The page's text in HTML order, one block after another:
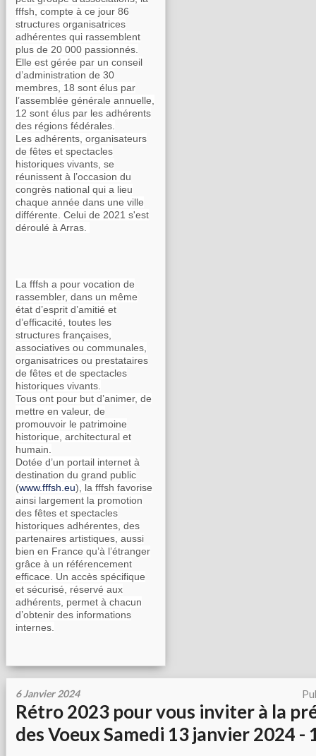
fffsh, compte à ce jour 86
structures organisatrices
adhérentes qui rassemblent
plus de 20 000 passionnés.
Elle est gérée par un conseil
d’administration de 30
membres, 18 sont élus par
l’assemblée générale annuelle,
12 sont élus par les adhérents
des régions fédérales.
Les adhérents, organisateurs
de fêtes et spectacles
historiques vivants, se
réunissent à l’occasion du
congrès national qui a lieu
chaque année dans une ville
différente. Celui de 2021 s'est
déroulé à Arras.
La fffsh a pour vocation de
rassembler, dans un même
état d’esprit d’amitié et
d’efficacité, toutes les
structures françaises,
associatives ou communales,
organisatrices ou prestataires
de fêtes et de spectacles
historiques vivants.
Tous ont pour but d’animer, de
mettre en valeur, de
promouvoir le patrimoine
historique, architectural et
humain.
Dotée d’un portail internet à
destination du grand public
(www.fffsh.eu), la fffsh favorise
ainsi largement la promotion
des fêtes et spectacles
historiques adhérentes, des
partenaires artistiques, aussi
bien en France qu’à l’étranger
grâce à un référencement
efficace. Un accès spécifique
et sécurisé, réservé aux
adhérents, permet à chacun
d’obtenir des informations
internes.
6 Janvier 2024
Rétro 2023 pour vous inviter à la
des Voeux Samedi 13 janvier 2024 -